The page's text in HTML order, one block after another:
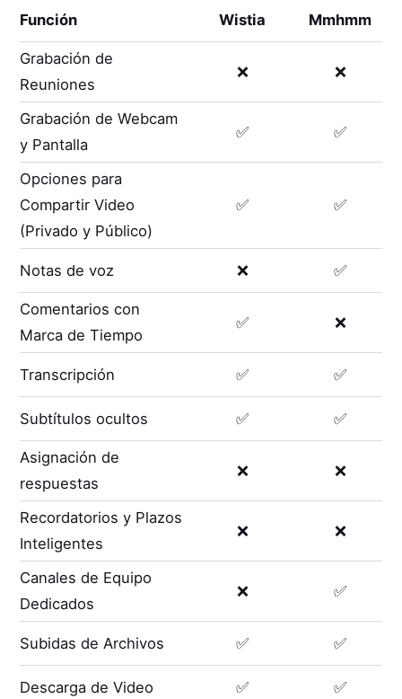
Función Wistia Mmhmm
Grabación de
Reuniones
❌ ❌
Grabación de Webcam
y Pantalla
✅ ✅
Opciones para
Compartir Video
(Privado y Público)
✅ ✅
Notas de voz ❌ ✅
Comentarios con
Marca de Tiempo
✅ ❌
Transcripción ✅ ✅
Subtítulos ocultos ✅ ✅
Asignación de
respuestas
❌ ❌
Recordatorios y Plazos
Inteligentes
❌ ❌
Canales de Equipo
Dedicados
❌ ✅
Subidas de Archivos ✅ ✅
Descarga de Video ✅ ✅